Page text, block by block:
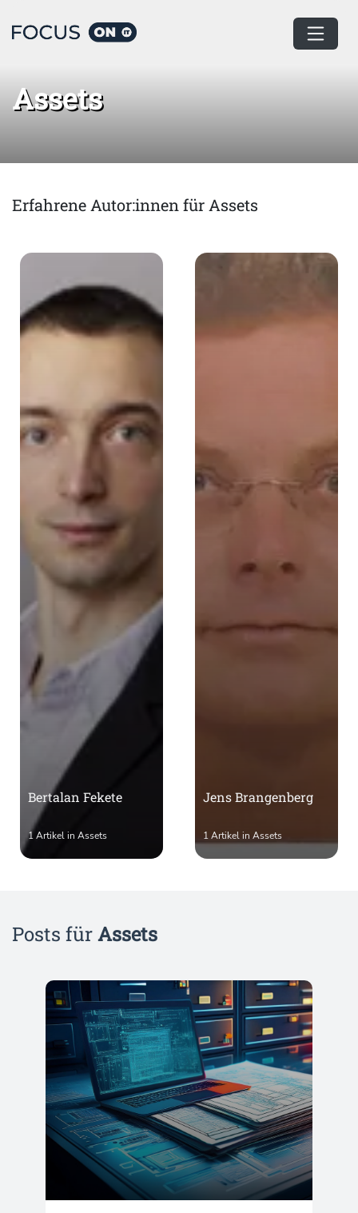
Home Assets
Assets
Erfahrene Autor:innen für Assets
Bertalan Fekete
1 Artikel in Assets
Jens Brangenberg
1 Artikel in Assets
Posts fürAssets